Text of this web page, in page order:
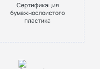
Сертификация
бумажнослоистого
пластика